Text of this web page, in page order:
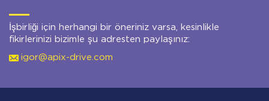
İşbirliği için herhangi bir öneriniz varsa, kesinlikle
fikirlerinizi bizimle şu adresten paylaşınız:
igor@apix-drive.com